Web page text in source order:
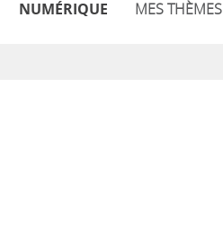
NUMÉRIQUE MES THÈMES